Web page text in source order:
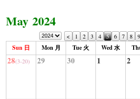
May 2024
< 1 2 3 4 5 6 7 8 9
Sun 日 Mon 月 Tue 火 Wed 水
28(3-20) 29 30 1 2